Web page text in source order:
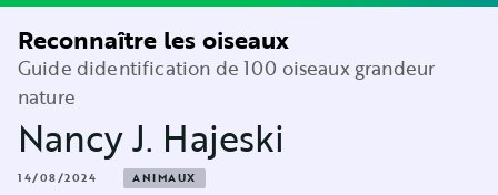
Reconnaître les oiseaux
Guide didentification de 100 oiseaux grandeur
nature
Nancy J. Hajeski
14/08/2024 ANIMAUX